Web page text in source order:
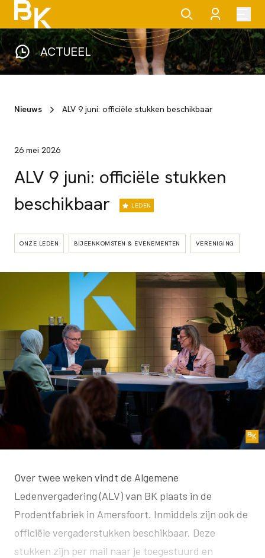
ACTUEEL
Nieuws ALV 9 juni: officiële stukken beschikbaar
26 mei 2026
ALV 9 juni: officiële stukken
beschikbaar
LEDEN
ONZE LEDEN BIJEENKOMSTEN & EVENEMENTEN VERENIGING
Over twee weken vindt de Algemene
Ledenvergadering (ALV) van BK plaats in de
Prodentfabriek in Amersfoort. Inmiddels zijn ook de
officiële vergaderstukken beschikbaar. Deze
stukken zijn per mail naar je toegestuurd en